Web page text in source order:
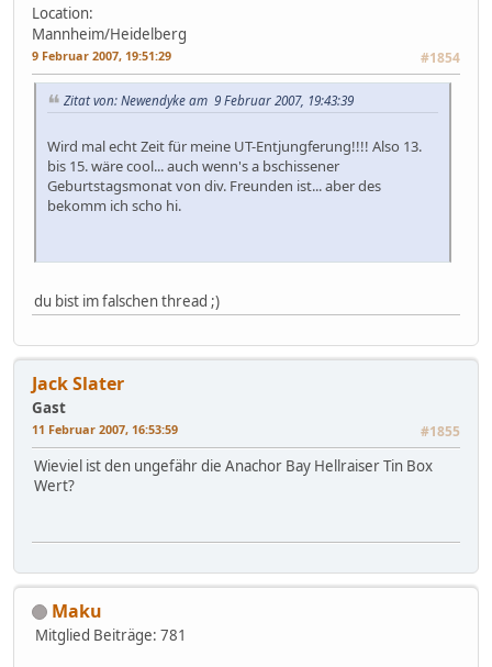
Location:
Mannheim/Heidelberg
9 Februar 2007, 19:51:29 #1854
Zitat von: Newendyke am 9 Februar 2007, 19:43:39
Wird mal echt Zeit für meine UT-Entjungferung!!!! Also 13.
bis 15. wäre cool... auch wenn's a bschissener
Geburtstagsmonat von div. Freunden ist... aber des
bekomm ich scho hi.
du bist im falschen thread ;)
Jack Slater
Gast
11 Februar 2007, 16:53:59 #1855
Wieviel ist den ungefähr die Anachor Bay Hellraiser Tin Box
Wert?
Maku
Mitglied Beiträge: 781